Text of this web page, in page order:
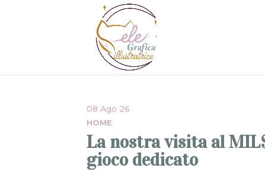
HOME
08 Ago 26
La nostra visita al
gioco dedicato